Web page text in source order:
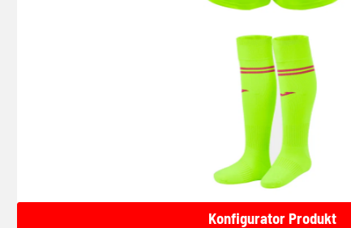
Konfigurator Produkt